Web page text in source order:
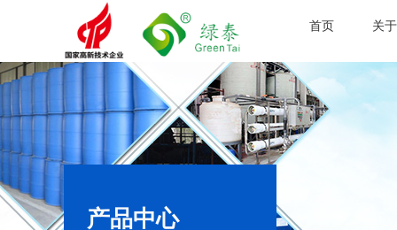
首页 关
产品中心